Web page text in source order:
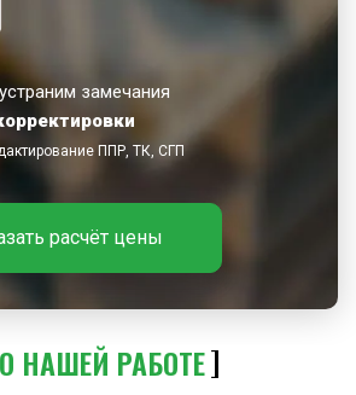
замечания
ППР, ТК, СГП
расчёт цены
О НАШЕЙ РАБОТЕ